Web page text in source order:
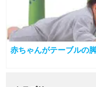
赤ちゃんがテーブルの